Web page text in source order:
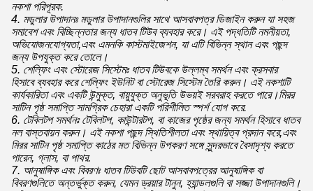
নকশা পরিপূরক.
4. মডুলার উপাদানঃ মডুলার উপাদানগুলির সাথে আসবাবপত্র ডিজাইন করুন যা সহজ
সমাবেশ এবং বিচ্ছিন্নতার জন্য ধাতব টিউব ব্যবহার করে। এই পদ্ধতিটি নমনীয়তা,
অভিযোজনযোগ্যতা,এবং এমনকি কাস্টমাইজেশন, যা এটি বিভিন্ন স্থান এবং পছন্দ
জন্য উপযুক্ত করে তোলে।
5. শেল্ফিং এবং স্টোরেজ সিস্টেমঃ ধাতব টিউবকে উল্লম্ব সমর্থন এবং ক্রসবার
হিসাবে ব্যবহার করে শেল্ফিং ইউনিট বা স্টোরেজ সিস্টেম তৈরি করুন। এই নকশাটি
কার্যকারিতা এবং একটি উন্মুক্ত, বায়ুযুক্ত অনুভূতি উভয়ই সরবরাহ করতে পারে।মিরর
সাটিন পৃষ্ঠ সমাপ্তি সামগ্রিক চেহারা একটি পরিশীলিত স্পর্শ যোগ করে.
6. টেবিলটপ সমর্থনঃ টেবিলটপ, কাউন্টারটপ, বা কাজের পৃষ্ঠের জন্য সমর্থন হিসাবে ধাতব
নল বাস্তবায়ন করুন। এই নকশা পছন্দ স্থিতিশীলতা এবং স্থায়িত্ব প্রদান করে,এবং
মিরর সাটিন পৃষ্ঠ সমাপ্তি কাঠের মত বিভিন্ন উপকরণ সঙ্গে সুন্দরভাবে বৈসাদৃশ্য করতে
পারেন, গ্লাস, বা পাথর.
7. আনুষাঙ্গিক এবং বিবরণঃ ধাতব টিউবটি ছোট আসবাবপত্রের আনুষাঙ্গিক বা
বিবরণগুলিতে অন্তর্ভুক্ত করুন, যেমন ড্রয়ার টানুন, হ্যান্ডলগুলি বা সজ্জা উপাদানগুলি।